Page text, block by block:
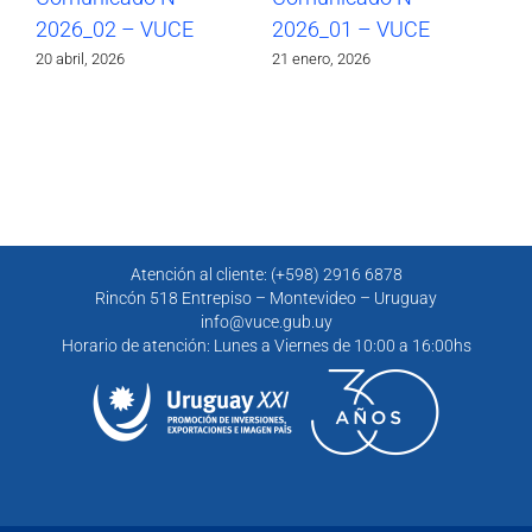
2026_02 – VUCE
20 abril, 2026
2026_01 – VUCE
21 enero, 2026
Atención al cliente: (+598) 2916 6878
Rincón 518 Entrepiso – Montevideo – Uruguay
info@vuce.gub.uy
Horario de atención: Lunes a Viernes de 10:00 a 16:00hs